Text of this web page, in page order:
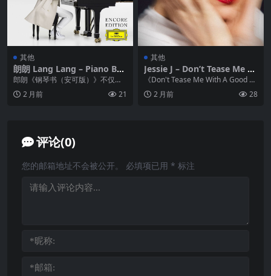
其他
朗朗 Lang Lang – Piano Bo
ok (Encore Edition) (2019)
FLAC 24bit 96kHz
郎朗《钢琴书（安可版）》不仅是
对其2019年畅销专辑的扩展，更是
一场回归初心的深...
2 月前 21
其他
Jessie J – Don’t Tease Me W
ith A Good Time FLAC 44.1
kHz 16bit qobuz
《Don't Tease Me With A Good Ti
me》是Jessie...
2 月前 28
评论(0)
您的邮箱地址不会被公开。 必填项已用 * 标注